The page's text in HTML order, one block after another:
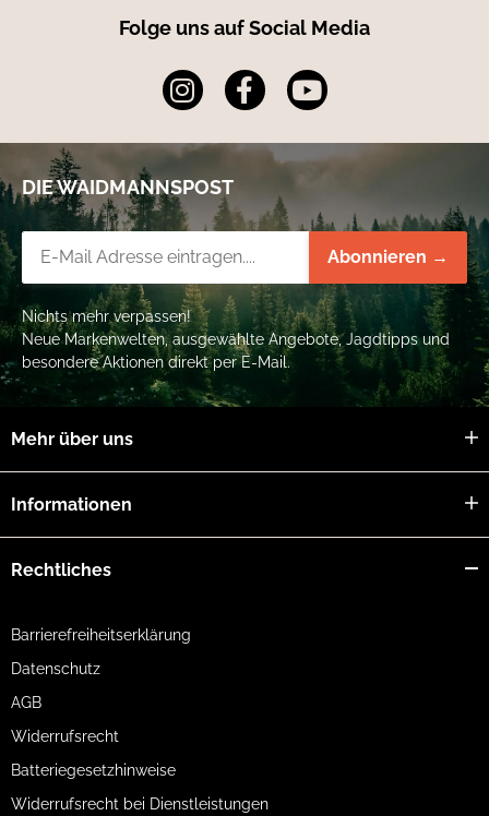
Folge uns auf Social Media
DIE WAIDMANNSPOST
Abonnieren →
Nichts mehr verpassen!
Neue Markenwelten, ausgewählte Angebote, Jagdtipps und
besondere Aktionen direkt per E-Mail.
Mehr über uns
Informationen
Rechtliches
Barrierefreiheitserklärung
Datenschutz
AGB
Widerrufsrecht
Batteriegesetzhinweise
Widerrufsrecht bei Dienstleistungen